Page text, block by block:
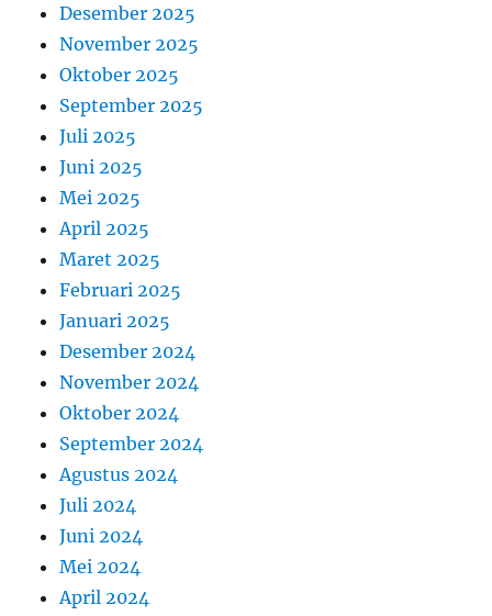
Desember 2025
November 2025
Oktober 2025
September 2025
Juli 2025
Juni 2025
Mei 2025
April 2025
Maret 2025
Februari 2025
Januari 2025
Desember 2024
November 2024
Oktober 2024
September 2024
Agustus 2024
Juli 2024
Juni 2024
Mei 2024
April 2024